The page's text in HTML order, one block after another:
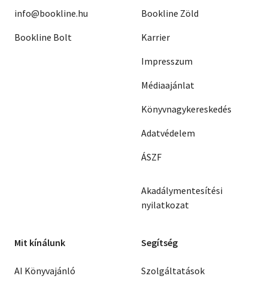
info@bookline.hu
Bookline Bolt
Bookline Zöld
Karrier
Impresszum
Médiaajánlat
Könyvnagykereskedés
Adatvédelem
ÁSZF
Akadálymentesítési
nyilatkozat
Mit kínálunk
AI Könyvajánló
Segítség
Szolgáltatások